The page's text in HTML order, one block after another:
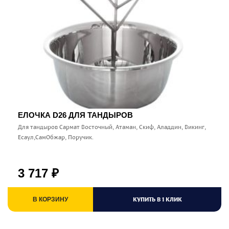
ЕЛОЧКА D26 ДЛЯ ТАНДЫРОВ
Для тандыров Сармат Восточный, Атаман, Скиф, Аладдин, Викинг,
Есаул,СамОбжар, Поручик.
3 717 ₽
В КОРЗИНУ КУПИТЬ В 1 КЛИК